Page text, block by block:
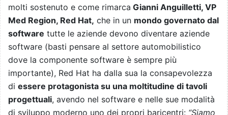
molti sostenuto e come rimarca Gianni Anguilletti, VP
Med Region, Red Hat, che in un mondo governato dal
software tutte le aziende devono diventare aziende
software (basti pensare al settore automobilistico
dove la componente software è sempre più
importante), Red Hat ha dalla sua la consapevolezza
di essere protagonista su una moltitudine di tavoli
progettuali, avendo nel software e nelle sue modalità
di sviluppo moderno uno dei propri baricentri: “Siamo